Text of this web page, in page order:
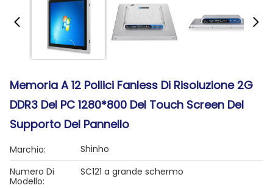
Memoria A 12 Pollici Fanless Di Risoluzione 2G
DDR3 Del PC 1280*800 Del Touch Screen Del
Supporto Del Pannello
Marchio:
Shinho
Numero Di
Modello:
SC121 a grande schermo